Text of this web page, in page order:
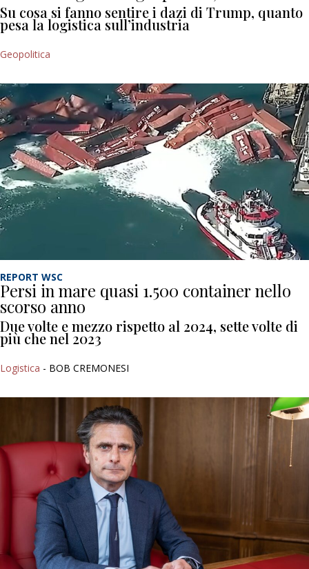
Su cosa si fanno sentire i dazi di Trump, quanto
pesa la logistica sull’industria
Geopolitica
REPORT WSC
Persi in mare quasi 1.500 container nello
scorso anno
Due volte e mezzo rispetto al 2024, sette volte di
più che nel 2023
Logistica - BOB CREMONESI